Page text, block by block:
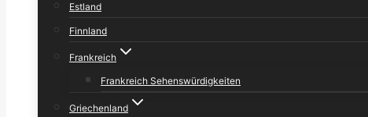
Estland
Finnland
Frankreich
Frankreich Sehenswürdigkeiten
Griechenland